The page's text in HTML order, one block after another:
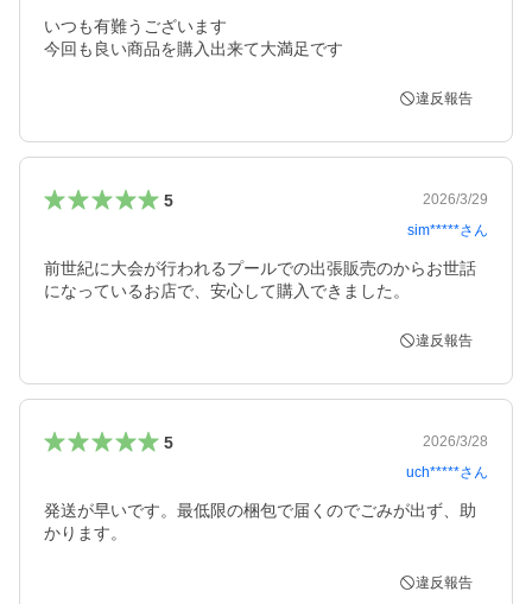
いつも有難うございます
今回も良い商品を購入出来て大満足です
違反報告
5
2026/3/29
sim*****さん
前世紀に大会が行われるプールでの出張販売のからお世話
になっているお店で、安心して購入できました。
違反報告
5
2026/3/28
uch*****さん
発送が早いです。最低限の梱包で届くのでごみが出ず、助
かります。
違反報告